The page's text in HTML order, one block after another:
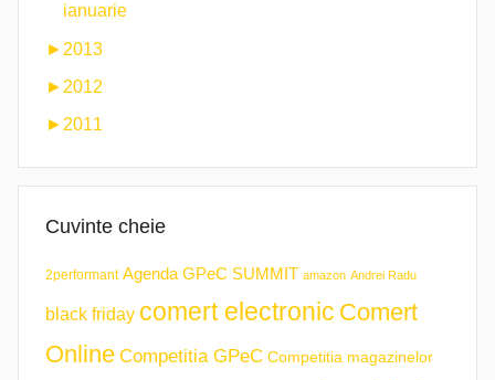
ianuarie
► 2013
► 2012
► 2011
Cuvinte cheie
2performant Agenda GPeC SUMMIT amazon Andrei Radu
black friday comert electronic Comert
Online Competitia GPeC Competitia magazinelor